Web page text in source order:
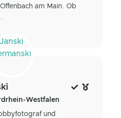
am Main. Ob
Westfalen
und